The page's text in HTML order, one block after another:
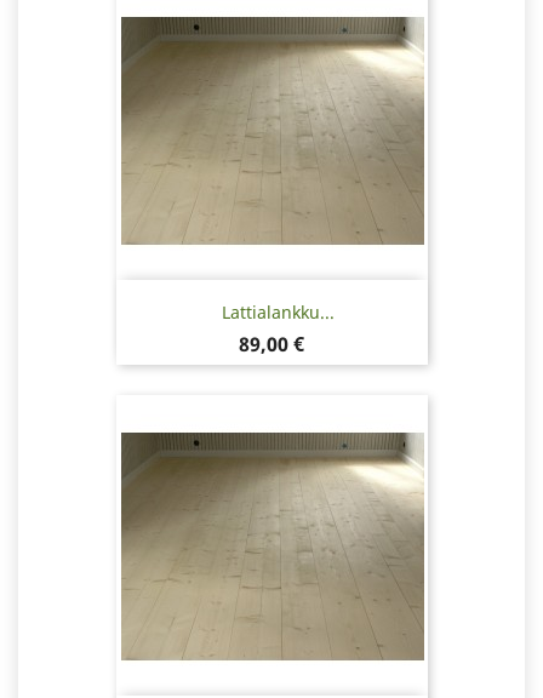
Lattialankku...
Hinta
89,00 €